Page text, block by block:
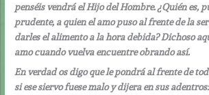
penséis vendrá el Hijo del Hombre. ¿Quién es,
prudente, a quien el amo puso al frente de la
darles el alimento a la hora debida? Dichoso
amo cuando vuelva encuentre obrando así.
En verdad os digo que le pondrá al frente de
si ese siervo fuese malo y dijera en sus